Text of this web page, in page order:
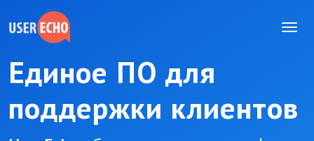
Единое ПО для
поддержки клиентов